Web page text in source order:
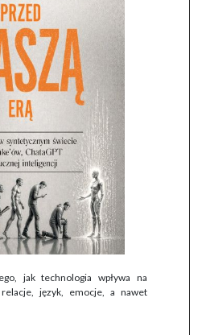
jak technologia wpływa na
język, emocje, a nawet